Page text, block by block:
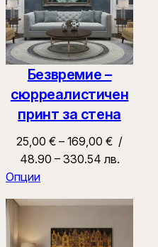
€
€
Безвремие –
сюрреалистичен
принт за стена
25,00€ – 169,00€Price
range:
/
48.90 – 330.54 лв.
Опции